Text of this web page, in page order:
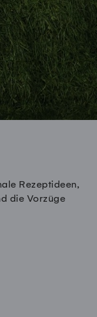
Rezeptideen,
die Vorzüge